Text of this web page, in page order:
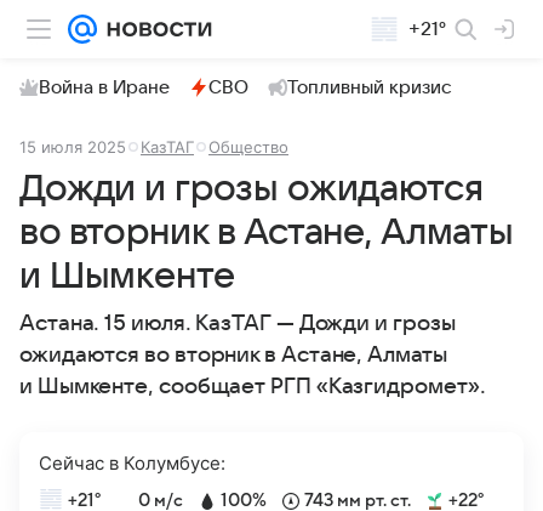
+21°
Война в Иране СВО Топливный кризис
15 июля 2025 КазТАГ Общество
Дожди и грозы ожидаются
во вторник в Астане, Алматы
и Шымкенте
Астана. 15 июля. КазТАГ — Дожди и грозы
ожидаются во вторник в Астане, Алматы
и Шымкенте, сообщает РГП «Казгидромет».
Сейчас в Колумбусе:
+21° 0 м/с 100% 743 мм рт. ст. +22°